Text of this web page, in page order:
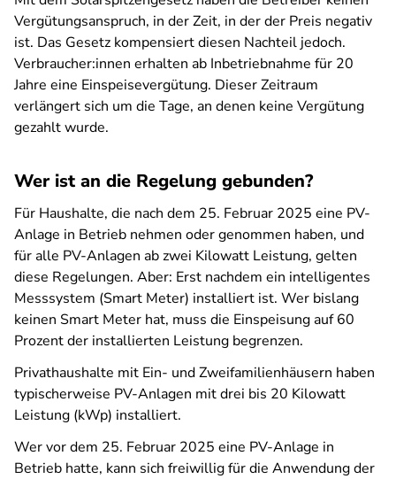
Vergütungsanspruch, in der Zeit, in der der Preis negativ
ist. Das Gesetz kompensiert diesen Nachteil jedoch.
Verbraucher:innen erhalten ab Inbetriebnahme für 20
Jahre eine Einspeisevergütung. Dieser Zeitraum
verlängert sich um die Tage, an denen keine Vergütung
gezahlt wurde.
Wer ist an die Regelung gebunden?
Für Haushalte, die nach dem 25. Februar 2025 eine PV-
Anlage in Betrieb nehmen oder genommen haben, und
für alle PV-Anlagen ab zwei Kilowatt Leistung, gelten
diese Regelungen. Aber: Erst nachdem ein intelligentes
Messsystem (Smart Meter) installiert ist. Wer bislang
keinen Smart Meter hat, muss die Einspeisung auf 60
Prozent der installierten Leistung begrenzen.
Privathaushalte mit Ein- und Zweifamilienhäusern haben
typischerweise PV-Anlagen mit drei bis 20 Kilowatt
Leistung (kWp) installiert.
Wer vor dem 25. Februar 2025 eine PV-Anlage in
Betrieb hatte, kann sich freiwillig für die Anwendung der